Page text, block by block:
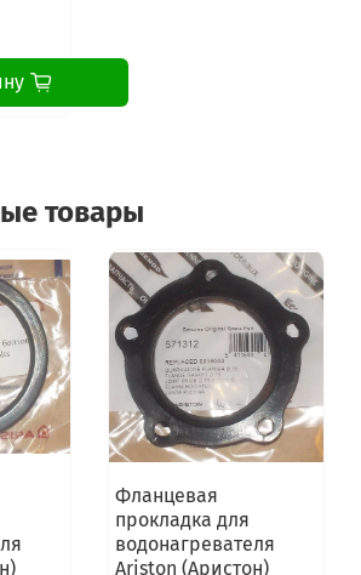
товары
Фланцевая
прокладка для
водонагревателя
Ariston (Аристон)